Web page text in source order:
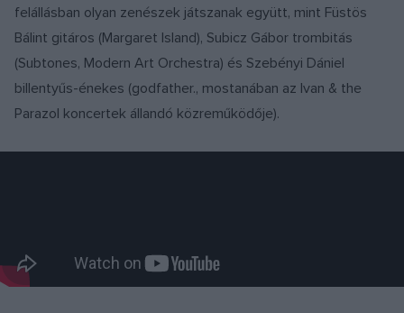
felállásban olyan zenészek játszanak együtt, mint Füstös
Bálint gitáros (Margaret Island), Subicz Gábor trombitás
(Subtones, Modern Art Orchestra) és Szebényi Dániel
billentyűs-énekes (godfather., mostanában az Ivan & the
Parazol koncertek állandó közreműködője).